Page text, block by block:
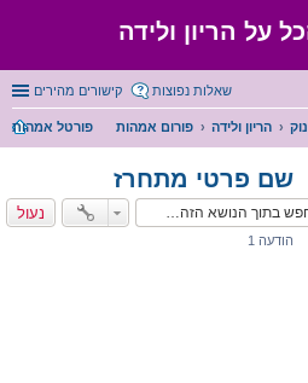
על הריון ולידה
קישורים מהירים שאלות נפוצות
פורטל אמהות פורום אמהות הריון ולידה
שם פרטי מתחרז
נעול
הודעה 1